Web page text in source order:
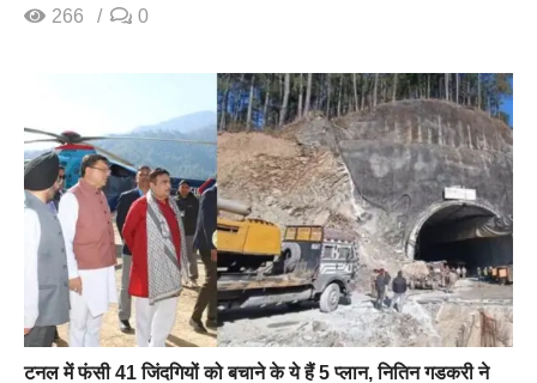
266
0
टनल में फंसी 41 जिंदगियों को बचाने के ये हैं 5 प्लान, नितिन गडकरी ने